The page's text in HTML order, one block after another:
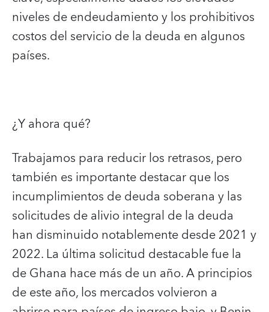
niveles de endeudamiento y los prohibitivos
costos del servicio de la deuda en algunos
países.
¿Y ahora qué?
Trabajamos para reducir los retrasos, pero
también es importante destacar que los
incumplimientos de deuda soberana y las
solicitudes de alivio integral de la deuda
han disminuido notablemente desde 2021 y
2022. La última solicitud destacable fue la
de Ghana hace más de un año. A principios
de este año, los mercados volvieron a